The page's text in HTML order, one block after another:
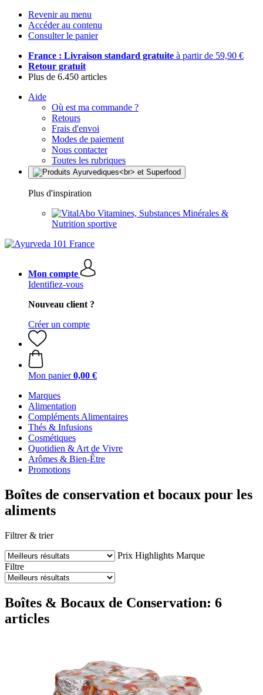
Revenir au menu
Accéder au contenu
Consulter le panier
France : Livraison standard gratuite à partir de 59,90 €
Retour gratuit
Plus de 6.450 articles
Aide
Où est ma commande ?
Retours
Frais d'envoi
Modes de paiement
Nous contacter
Toutes les rubriques
Plus d'inspiration
Vitamines, Substances Minérales &
Nutrition sportive
Mon compte
Identifiez-vous
Nouveau client ?
Créer un compte
Mon panier 0,00 €
Marques
Alimentation
Compléments Alimentaires
Thés & Infusions
Cosmétiques
Quotidien & Art de Vivre
Arômes & Bien-Être
Promotions
Boîtes de conservation et bocaux pour les
aliments
Filtrer & trier
Prix Highlights Marque
Filtre
Boîtes & Bocaux de Conservation: 6
articles